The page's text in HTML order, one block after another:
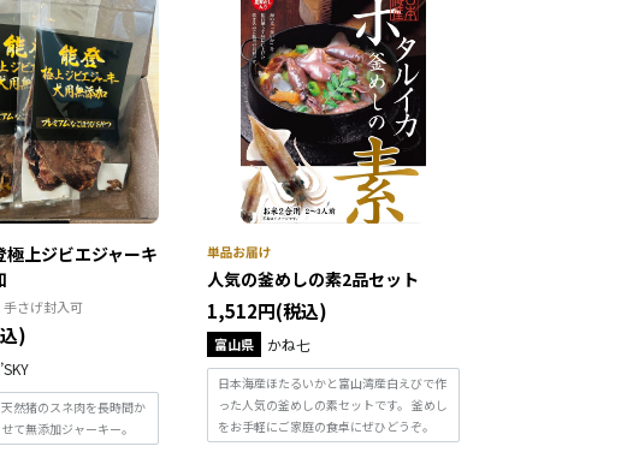
極上ジビエジャーキ
さげ封入可
)
然猪のスネ肉を長時間か
て無添加ジャーキー。
人気の釜めしの素2品セット
1,512円(税込)
富山県 かね七
日本海産ほたるいかと富山湾産白えびで作
った人気の釜めしの素セットです。 釜めし
をお手軽にご家庭の食卓にぜひどうぞ。